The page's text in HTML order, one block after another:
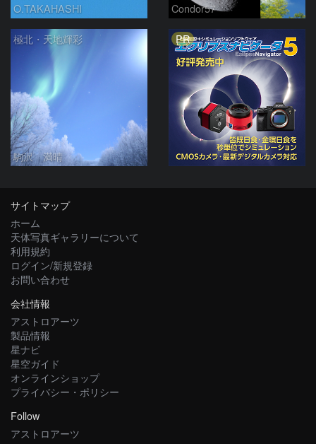
O.TAKAHASHI Condor57
極北・天地輝彩
駒沢 満晴
PR
サイトマップ
ホーム
天体写真ギャラリーについて
利用規約
ログイン/新規登録
お問い合わせ
会社情報
アストロアーツ
製品情報
星ナビ
星空ガイド
オンラインショップ
プライバシー・ポリシー
Follow
アストロアーツ